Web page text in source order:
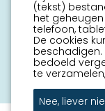
(tekst)
het
telefoon,
De cookies
beschadigen.
bedoeld
te
Nee, liever